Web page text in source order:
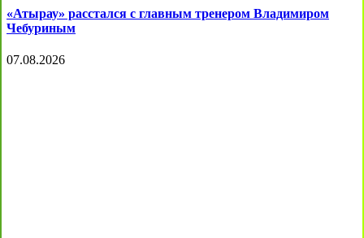
«Атырау» расстался с главным тренером Владимиром
Чебуриным
07.08.2026